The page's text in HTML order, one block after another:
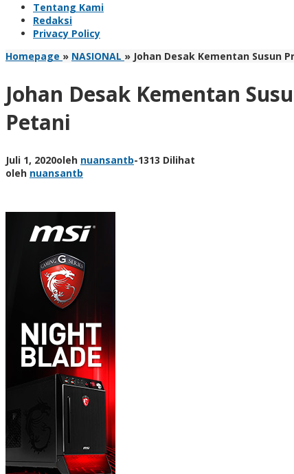
Tentang Kami
Redaksi
Privacy Policy
Homepage » NASIONAL » Johan Desak Kementan Susun
Johan Desak Kementan
Petani
Juli 1, 2020oleh nuansantb-1313 Dilihat
oleh nuansantb